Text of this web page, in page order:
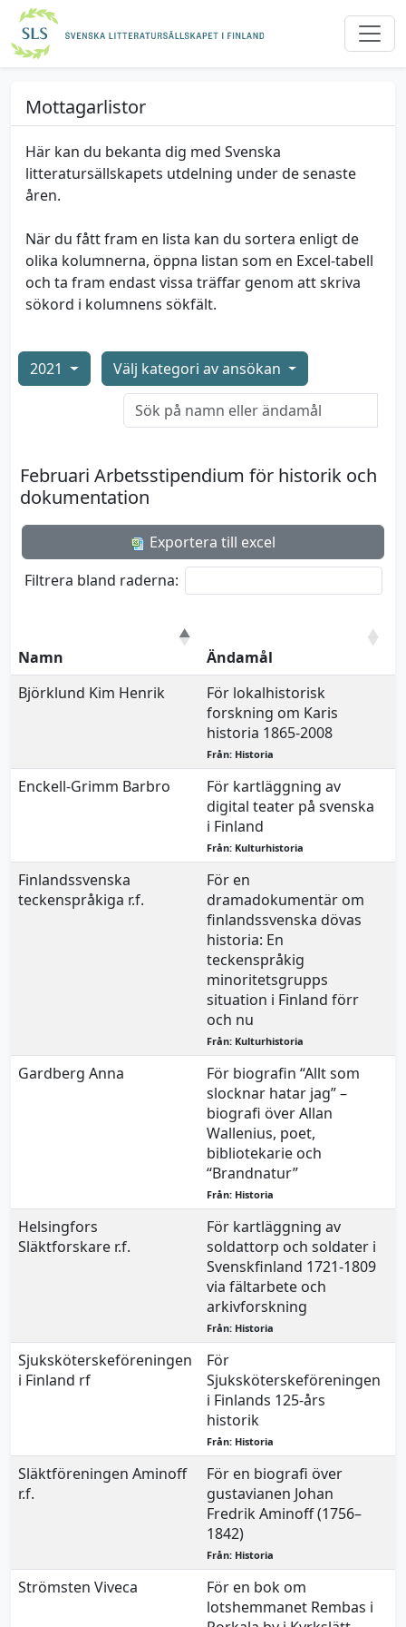
Mottagarlistor
Här kan du bekanta dig med Svenska
litteratursällskapets utdelning under de senaste
åren.
När du fått fram en lista kan du sortera enligt de
olika kolumnerna, öppna listan som en Excel-tabell
och ta fram endast vissa träffar genom att skriva
sökord i kolumnens sökfält.
2021 Välj kategori av ansökan
Februari Arbetsstipendium för historik och
dokumentation
Exportera till excel
Filtrera bland raderna:
Namn Ändamål
Björklund Kim Henrik
För lokalhistorisk
forskning om Karis
historia 1865-2008
Från: Historia
Enckell-Grimm Barbro
För kartläggning av
digital teater på svenska
i Finland
Från: Kulturhistoria
Finlandssvenska
teckenspråkiga r.f.
För en
dramadokumentär om
finlandssvenska dövas
historia: En
teckenspråkig
minoritetsgrupps
situation i Finland förr
och nu
Från: Kulturhistoria
Gardberg Anna
För biografin “Allt som
slocknar hatar jag” –
biografi över Allan
Wallenius, poet,
bibliotekarie och
“Brandnatur”
Från: Historia
Helsingfors
Släktforskare r.f.
För kartläggning av
soldattorp och soldater i
Svenskfinland 1721-1809
via fältarbete och
arkivforskning
Från: Historia
Sjuksköterskeföreningen
i Finland rf
För
Sjuksköterskeföreningen
i Finlands 125-års
historik
Från: Historia
Släktföreningen Aminoff
r.f.
För en biografi över
gustavianen Johan
Fredrik Aminoff (1756–
1842)
Från: Historia
Strömsten Viveca
För en bok om
lotshemmanet Rembas i